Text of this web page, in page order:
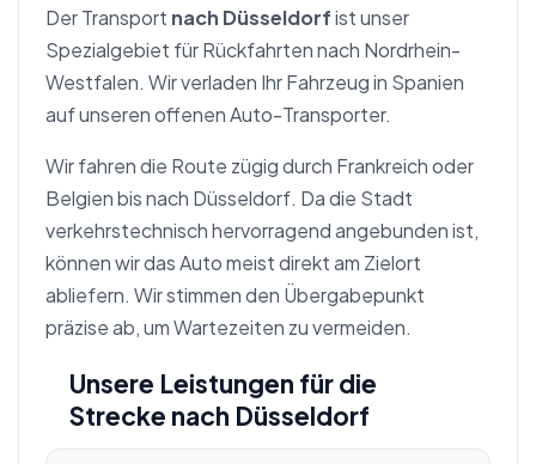
Der Transport nach Düsseldorfist unser
Spezialgebiet für Rückfahrten nach Nordrhein-
Westfalen. Wir verladen Ihr Fahrzeug in Spanien
auf unseren offenen Auto-Transporter.
Wir fahren die Route zügig durch Frankreich oder
Belgien bis nach Düsseldorf. Da die Stadt
verkehrstechnisch hervorragend angebunden ist,
können wir das Auto meist direkt am Zielort
abliefern. Wir stimmen den Übergabepunkt
präzise ab, um Wartezeiten zu vermeiden.
Unsere Leistungen für die
Strecke nach Düsseldorf